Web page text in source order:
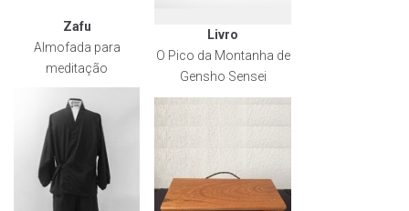
Zafu
Almofada para
meditação
Livro
O Pico da Montanha de
Gensho Sensei